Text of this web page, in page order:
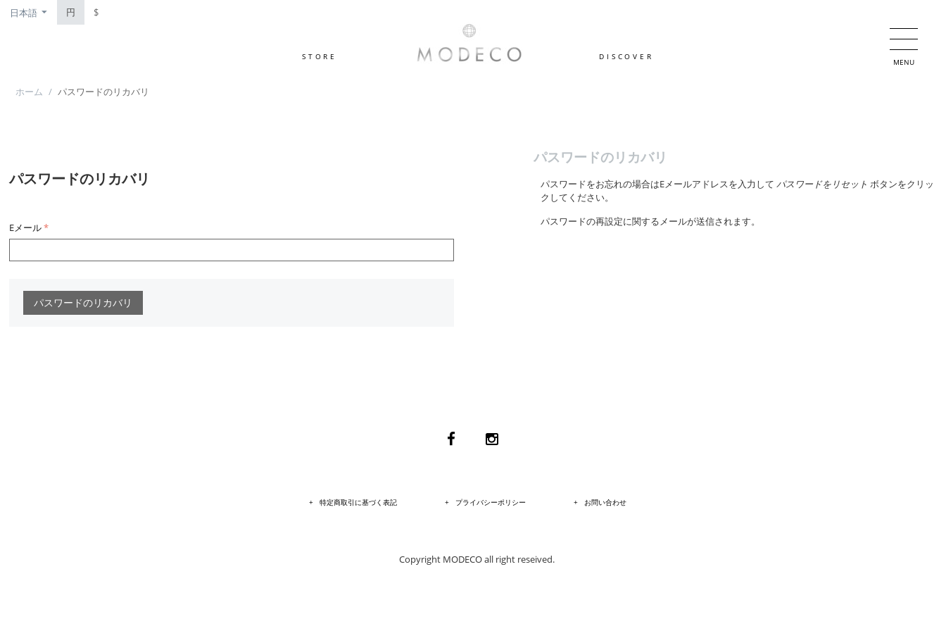
日本語 円 $
STORE DISCOVER
ホーム / パスワードのリカバリ
パスワードのリカバリ
Eメール
パスワードのリカバリ
パスワードのリカバリ
パスワードをお忘れの場合はEメールアドレスを入力してパスワードをリセット ボタンをクリッ
クしてください。
パスワードの再設定に関するメールが送信されます。
MENU
特定商取引に基づく表記 プライバシーポリシー お問い合わせ
Copyright MODECO all right reseived.